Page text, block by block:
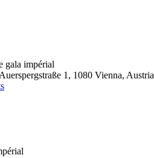
gala impérial
1, 1080 Vienna, Austria